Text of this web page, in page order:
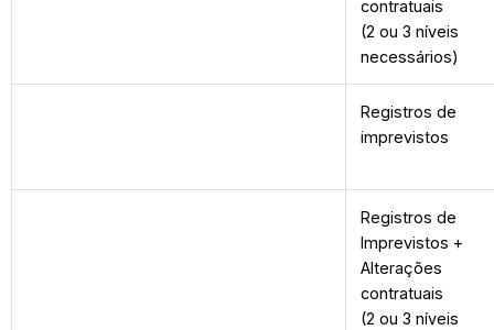
contratuais
(2 ou 3 níveis
necessários)
Registros de
imprevistos
Registros de
Imprevistos +
Alterações
contratuais
(2 ou 3 níveis